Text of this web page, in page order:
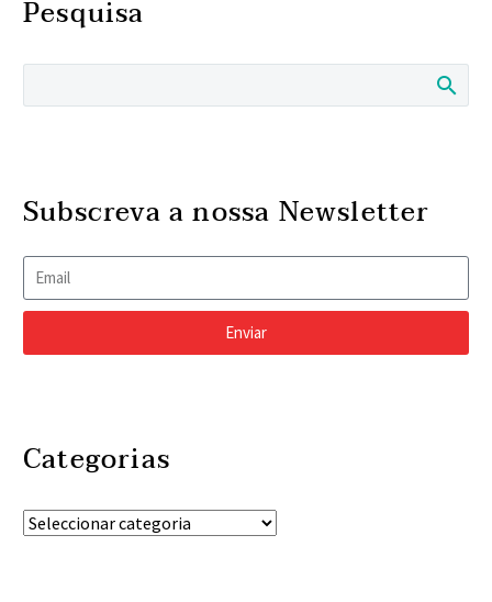
Pesquisa
Subscreva a nossa Newsletter
Enviar
Categorias